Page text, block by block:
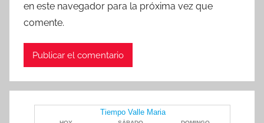
en este navegador para la próxima vez que
comente.